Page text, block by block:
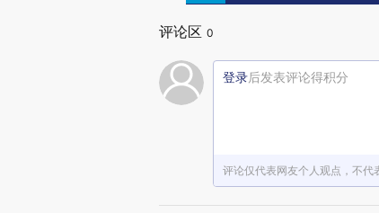
评论区 0
登录后发表评论得积分
评论仅代表网友个人观点，不代